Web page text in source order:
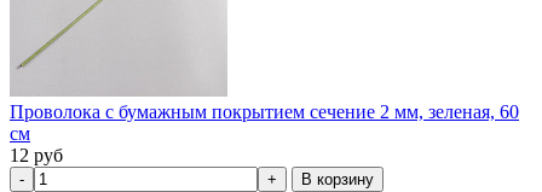
Проволока с бумажным покрытием сечение 2 мм, зеленая, 60
см
12 руб
В корзину